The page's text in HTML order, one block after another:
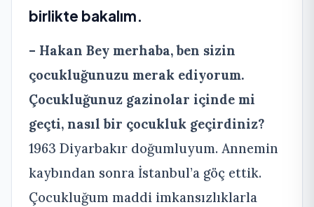
birlikte bakalım.
– Hakan Bey merhaba, ben sizin
çocukluğunuzu merak ediyorum.
Çocukluğunuz gazinolar içinde mi
geçti, nasıl bir çocukluk geçirdiniz?
1963 Diyarbakır doğumluyum. Annemin
kaybından sonra İstanbul’a göç ettik.
Çocukluğum maddi imkansızlıklarla